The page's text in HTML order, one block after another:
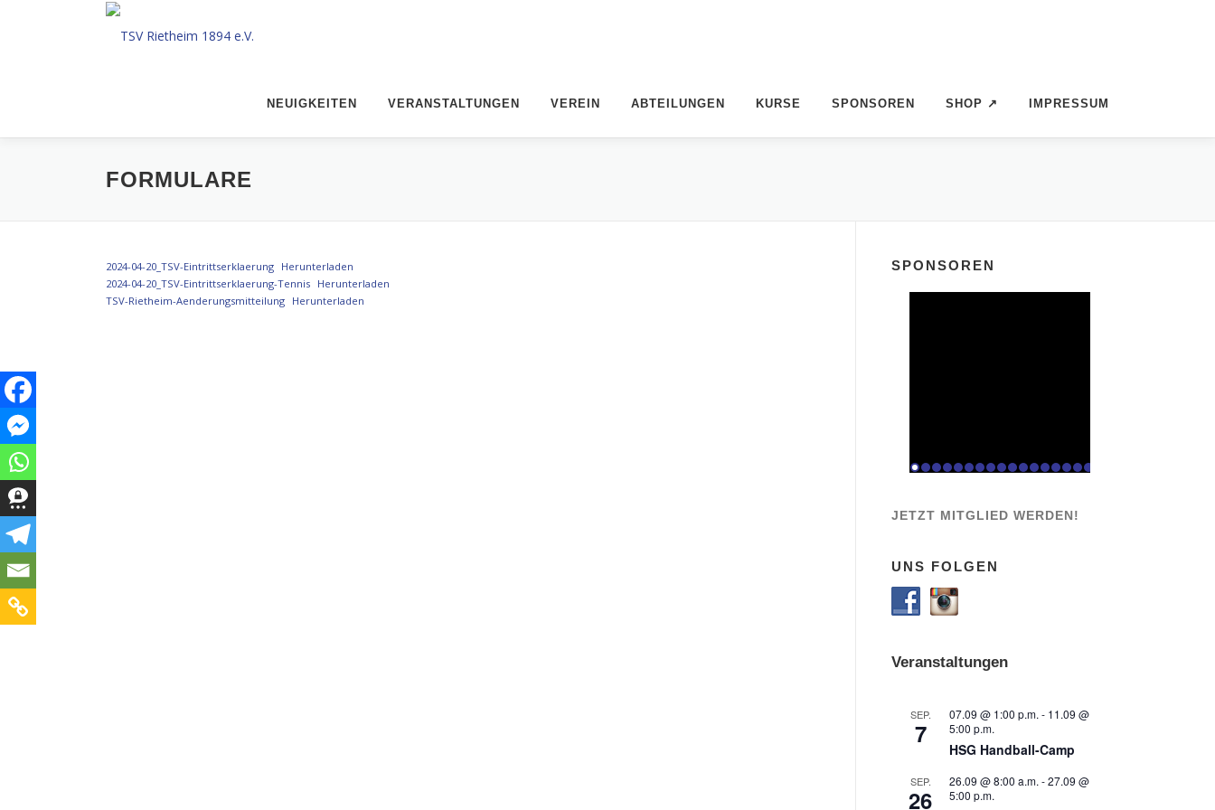
NEUIGKEITEN VERANSTALTUNGEN VEREIN ABTEILUNGEN KURSE SPONSOREN SHOP ↗ IMPRESSUM
FORMULARE
2024-04-20_TSV-Eintrittserklaerung Herunterladen
2024-04-20_TSV-Eintrittserklaerung-Tennis Herunterladen
TSV-Rietheim-Aenderungsmitteilung Herunterladen
SPONSOREN
JETZT MITGLIED WERDEN!
UNS FOLGEN
Veranstaltungen
SEP.
7
07.09 @ 1:00 p.m. - 11.09 @
5:00 p.m.
HSG Handball-Camp
SEP.
26
26.09 @ 8:00 a.m. -27.09 @
5:00 p.m.